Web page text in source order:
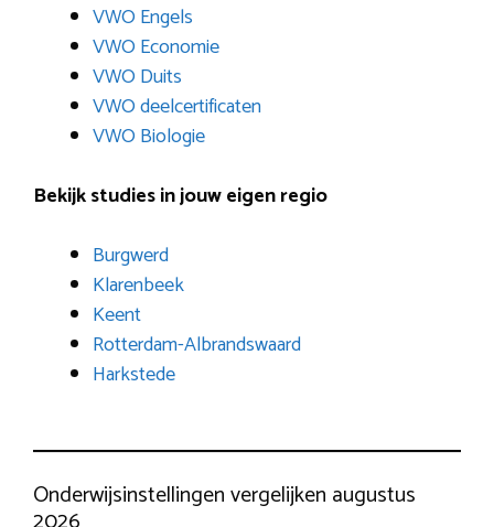
VWO Engels
VWO Economie
VWO Duits
VWO deelcertificaten
VWO Biologie
Bekijk studies in jouw eigen regio
Burgwerd
Klarenbeek
Keent
Rotterdam-Albrandswaard
Harkstede
Onderwijsinstellingen vergelijken augustus